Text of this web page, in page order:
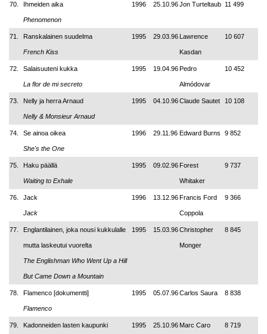
70. Ihmeiden aika
Phenomenon
1996 25.10.96Jon Turteltaub 11 499
71. Ranskalainen suudelma
French Kiss
1995 29.03.96 Lawrence
Kasdan
10 607
72. Salaisuuteni kukka
La flor de mi secreto
1995 19.04.96Pedro
Almódovar
10 452
73. Nelly ja herra Arnaud
Nelly & Monsieur Arnaud
1995 04.10.96Claude Sautet 10 108
74. Se ainoa oikea
She's the One
1996 29.11.96 Edward Burns 9 852
75. Haku päällä
Waiting to Exhale
1995 09.02.96 Forest
Whitaker
9 737
76. Jack
Jack
1996 13.12.96Francis Ford
Coppola
9 366
77. Englantilainen, joka nousi kukkulalle
mutta laskeutui vuorelta
The Englishman Who Went Up a Hill
But Came Down a Mountain
1995 15.03.96Christopher
Monger
8 845
78. Flamenco [dokumentti]
Flamenco
1995 05.07.96Carlos Saura 8 838
79. Kadonneiden lasten kaupunki 1995 25.10.96 Marc Caro 8 719